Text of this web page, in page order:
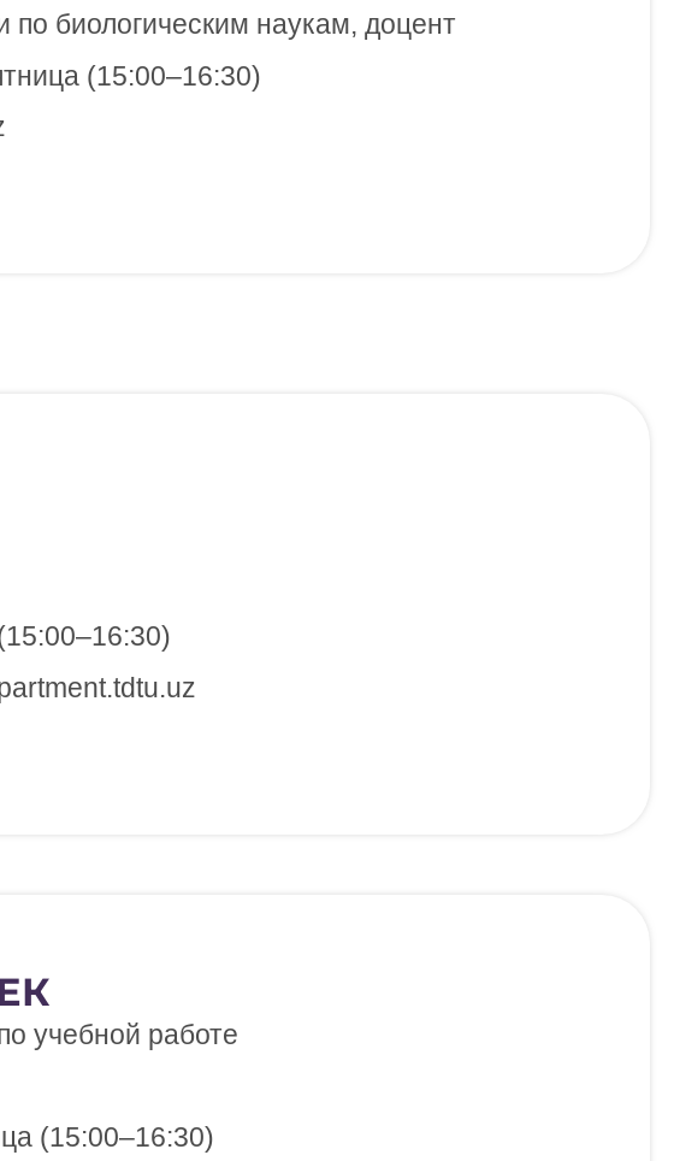
биологическим наукам, доцент
(15:00–16:30)
учебной работе
(15:00–16:30)